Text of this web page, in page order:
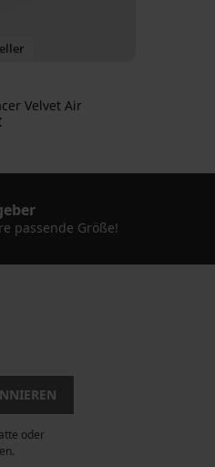
Velvet Air
passende Größe!
oder